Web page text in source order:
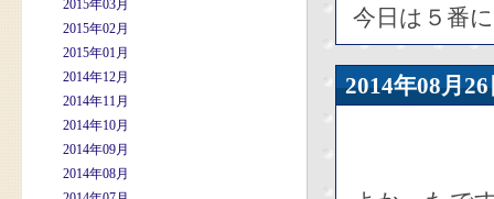
2015年03月
2015年02月
2015年01月
2014年12月
2014年11月
2014年10月
2014年09月
2014年08月
今日は５番
2014年08